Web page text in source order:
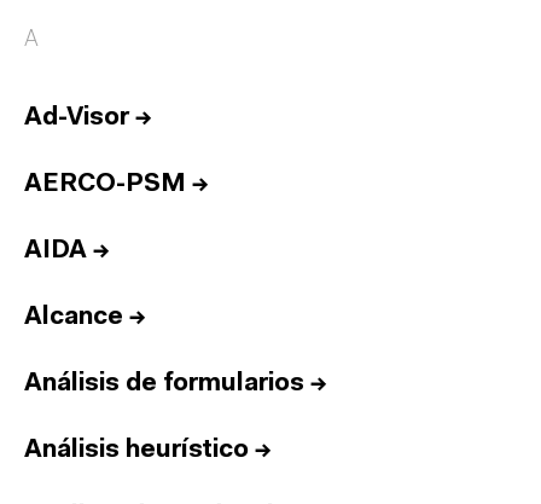
A
Ad-Visor→
AERCO-PSM →
AIDA →
Alcance →
Análisis de formularios →
Análisis heurístico →